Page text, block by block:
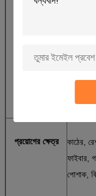
৫. ওইকো-
অত্যন্ত
প্রয়োগের ক্ষেত্র
কাঠের,
ফাইবার,
পোশাক,